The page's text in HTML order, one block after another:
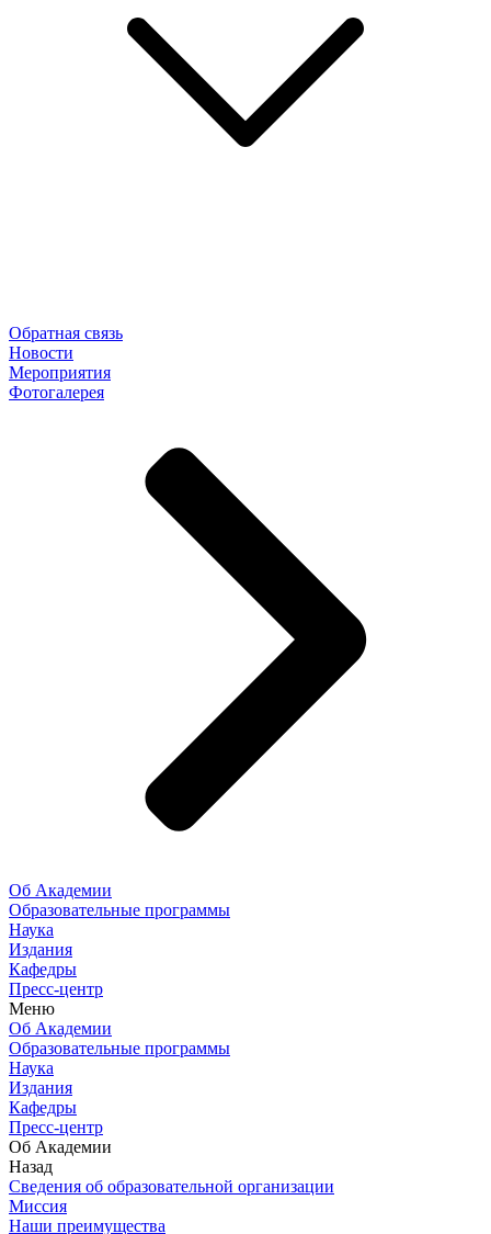
Обратная связь
Новости
Мероприятия
Фотогалерея
Об Академии
Образовательные программы
Наука
Издания
Кафедры
Пресс-центр
Меню
Об Академии
Образовательные программы
Наука
Издания
Кафедры
Пресс-центр
Об Академии
Назад
Сведения об образовательной организации
Миссия
Наши преимущества